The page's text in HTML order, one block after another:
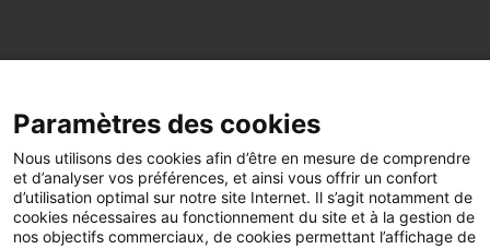
FacebookLinkedIn
Paramètres des cookies
Nous utilisons des cookies afin d’être en mesure de comprendre
et d’analyser vos préférences, et ainsi vous offrir un confort
d’utilisation optimal sur notre site Internet. Il s’agit notamment de
cookies nécessaires au fonctionnement du site et à la gestion de
nos objectifs commerciaux, de cookies permettant l’affichage de